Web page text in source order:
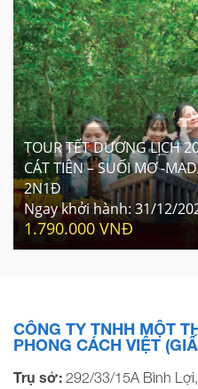
TOUR TẾT DƯƠNG LỊCH
CÁT TIÊN – SUỐI MƠ -
2N1Đ
Ngay khởi hành: 31/12/
1.790.000 VNĐ
CÔNG TY TNHH MỘT
PHONG CÁCH VIỆT
Trụ sở: 292/33/15A Bình